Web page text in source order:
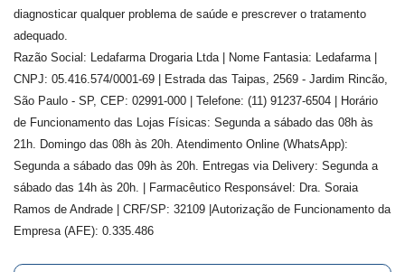
diagnosticar qualquer problema de saúde e prescrever o tratamento
adequado.
Razão Social: Ledafarma Drogaria Ltda | Nome Fantasia: Ledafarma |
CNPJ: 05.416.574/0001-69 | Estrada das Taipas, 2569 - Jardim Rincão,
São Paulo - SP, CEP: 02991-000 | Telefone: (11) 91237-6504 | Horário
de Funcionamento das Lojas Físicas: Segunda a sábado das 08h às
21h. Domingo das 08h às 20h. Atendimento Online (WhatsApp):
Segunda a sábado das 09h às 20h. Entregas via Delivery: Segunda a
sábado das 14h às 20h. | Farmacêutico Responsável: Dra. Soraia
Ramos de Andrade
| CRF/SP: 32109 |Autorização de Funcionamento da
Empresa (AFE): 0.335.486